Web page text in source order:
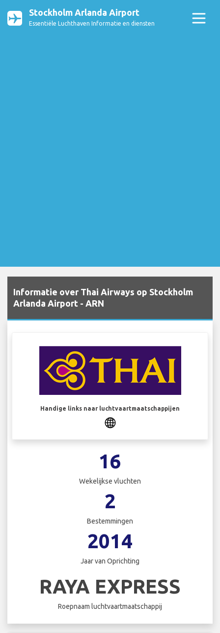
Stockholm Arlanda Airport
Essentiële Luchthaven Informatie en diensten
Informatie over Thai Airways op Stockholm
Arlanda Airport - ARN
Handige links naar luchtvaartmaatschappijen
16
Wekelijkse vluchten
2
Bestemmingen
2014
Jaar van Oprichting
RAYA EXPRESS
Roepnaam luchtvaartmaatschappij